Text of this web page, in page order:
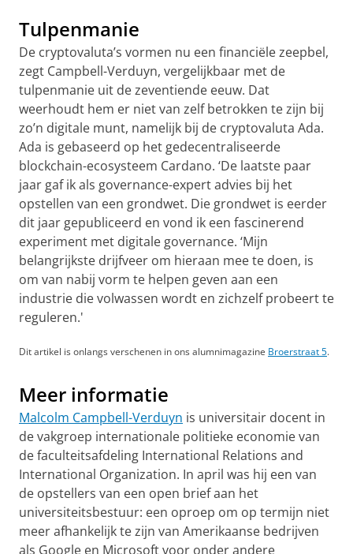
Tulpenmanie
De cryptovaluta’s vormen nu een financiële zeepbel,
zegt Campbell-Verduyn, vergelijkbaar met de
tulpenmanie uit de zeventiende eeuw. Dat
weerhoudt hem er niet van zelf betrokken te zijn bij
zo’n digitale munt, namelijk bij de cryptovaluta Ada.
Ada is gebaseerd op het gedecentraliseerde
blockchain-ecosysteem Cardano. ‘De laatste paar
jaar gaf ik als governance-expert advies bij het
opstellen van een grondwet. Die grondwet is eerder
dit jaar gepubliceerd en vond ik een fascinerend
experiment met digitale governance. ‘Mijn
belangrijkste drijfveer om hieraan mee te doen, is
om van nabij vorm te helpen geven aan een
industrie die volwassen wordt en zichzelf probeert te
reguleren.'
Dit artikel is onlangs verschenen in ons alumnimagazine Broerstraat 5.
Meer informatie
Malcolm Campbell-Verduyn is universitair docent in
de vakgroep internationale politieke economie van
de faculteitsafdeling International Relations and
International Organization. In april was hij een van
de opstellers van een open brief aan het
universiteitsbestuur: een oproep om op termijn niet
meer afhankelijk te zijn van Amerikaanse bedrijven
als Google en Microsoft voor onder andere